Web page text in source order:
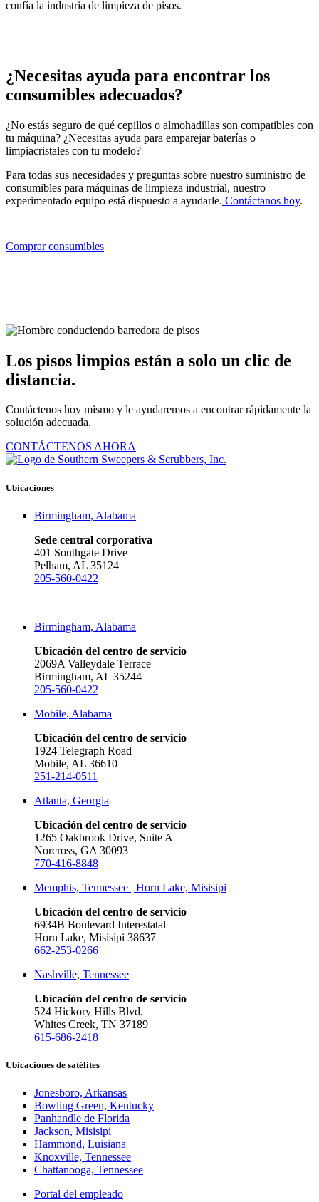
confía la industria de limpieza de pisos.
¿Necesitas ayuda para encontrar los
consumibles adecuados?
¿No estás seguro de qué cepillos o almohadillas son compatibles con
tu máquina? ¿Necesitas ayuda para emparejar baterías o
limpiacristales con tu modelo?
Para todas sus necesidades y preguntas sobre nuestro suministro de
consumibles para máquinas de limpieza industrial, nuestro
experimentado equipo está dispuesto a ayudarle. Contáctanos hoy.
Comprar consumibles
Los pisos limpios están a solo un clic de
distancia.
Contáctenos hoy mismo y le ayudaremos a encontrar rápidamente la
solución adecuada.
CONTÁCTENOS AHORA
Ubicaciones
Birmingham, Alabama
Sede central corporativa
401 Southgate Drive
Pelham, AL 35124
205-560-0422
Birmingham, Alabama
Ubicación del centro de servicio
2069A Valleydale Terrace
Birmingham, AL 35244
205-560-0422
Mobile, Alabama
Ubicación del centro de servicio
1924 Telegraph Road
Mobile, AL 36610
251-214-0511
Atlanta, Georgia
Ubicación del centro de servicio
1265 Oakbrook Drive, Suite A
Norcross, GA 30093
770-416-8848
Memphis, Tennessee | Horn Lake, Misisipi
Ubicación del centro de servicio
6934B Boulevard Interestatal
Horn Lake, Misisipi 38637
662-253-0266
Nashville, Tennessee
Ubicación del centro de servicio
524 Hickory Hills Blvd.
Whites Creek, TN 37189
615-686-2418
Ubicaciones de satélites
Jonesboro, Arkansas
Bowling Green, Kentucky
Panhandle de Florida
Jackson, Misisipi
Hammond, Luisiana
Knoxville, Tennessee
Chattanooga, Tennessee
Portal del empleado